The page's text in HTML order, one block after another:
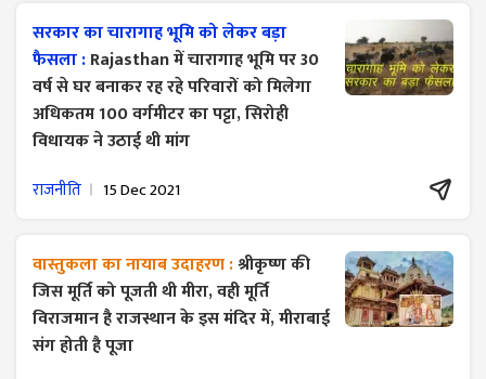
सरकार का चारागाह भूमि को लेकर बड़ा
फैसला :Rajasthan में चारागाह भूमि पर 30
वर्ष से घर बनाकर रह रहे परिवारों को मिलेगा
अधिकतम 100 वर्गमीटर का पट्टा, सिरोही
विधायक ने उठाई थी मांग
राजनीति 15 Dec 2021
वास्तुकला का नायाब उदाहरण :श्रीकृष्ण की
जिस मूर्ति को पूजती थी मीरा, वही मूर्ति
विराजमान है राजस्थान के इस मंदिर में, मीराबाई
संग होती है पूजा